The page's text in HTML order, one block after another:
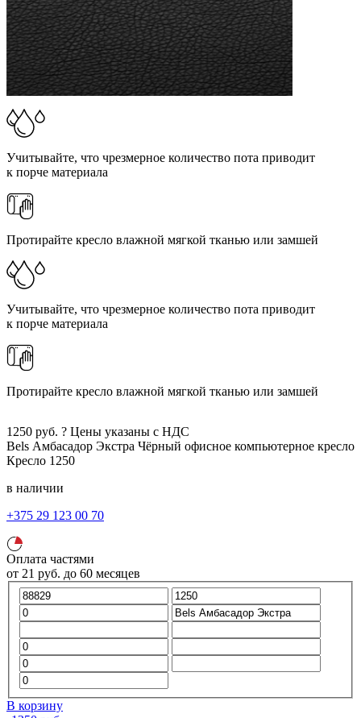
Учитывайте, что чрезмерное количество пота приводит
к порче материала
Протирайте кресло влажной мягкой тканью или замшей
Учитывайте, что чрезмерное количество пота приводит
к порче материала
Протирайте кресло влажной мягкой тканью или замшей
1250 руб. ? Цены указаны с НДС
Bels Амбасадор Экстра Чёрный офисное компьютерное кресло
Кресло 1250
в наличии
+375 29 123 00 70
Оплата частями
от 21 руб. до 60 месяцев
В корзину